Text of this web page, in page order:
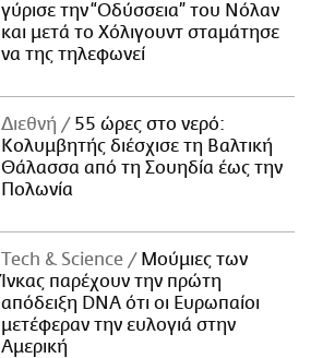
γύρισε την “Οδύσσεια” του Νόλαν
και μετά το Χόλιγουντ σταμάτησε
να της τηλεφωνεί
Διεθνή
55 ώρες στο νερό:
Κολυμβητής διέσχισε τη Βαλτική
Θάλασσα από τη Σουηδία έως την
Πολωνία
Τech & Science
Μούμιες των
Ίνκας παρέχουν την πρώτη
απόδειξη DNA ότι οι Ευρωπαίοι
μετέφεραν την ευλογιά στην
Αμερική